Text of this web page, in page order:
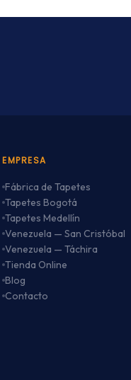
EMPRESA
Fábrica de Tapetes
Tapetes Bogotá
Tapetes Medellín
Venezuela — San Cristóbal
Venezuela — Táchira
Tienda Online
Blog
Contacto